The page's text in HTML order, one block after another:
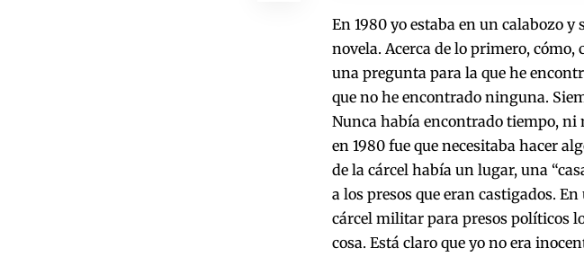
En 1980 yo estaba en un calabozo y
novela. Acerca de lo primero, cómo,
una pregunta para la que he
que no he encontrado ninguna.
Nunca había encontrado tiempo,
en 1980 fue que necesitaba hacer
de la cárcel había un lugar, una
a los presos que eran castigados.
cárcel militar para presos políticos
cosa. Está claro que yo no era